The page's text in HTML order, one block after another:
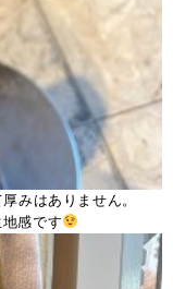
みはありません。
感です